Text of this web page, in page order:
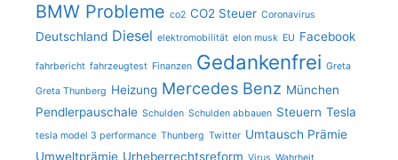
BMW Probleme co2 CO2 Steuer Coronavirus
Deutschland Diesel elektromobilität elon musk EU Facebook
fahrbericht fahrzeugtest Finanzen Gedankenfrei Greta
Greta Thunberg Heizung Mercedes Benz München
Pendlerpauschale Schulden Schulden abbauen Steuern Tesla
tesla model 3 performance Thunberg Twitter Umtausch Prämie
Umweltprämie Urheberrechtsreform